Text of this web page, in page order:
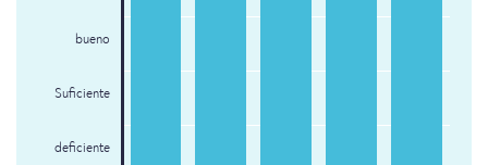
bueno
Suficiente
deficiente